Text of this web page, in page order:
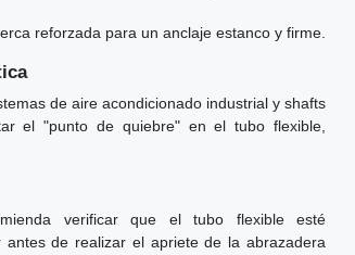
reforzada para un anclaje estanco y firme.
de aire acondicionado industrial y shafts
el "punto de quiebre" en el tubo flexible,
verificar que el tubo flexible esté
de realizar el apriete de la abrazadera